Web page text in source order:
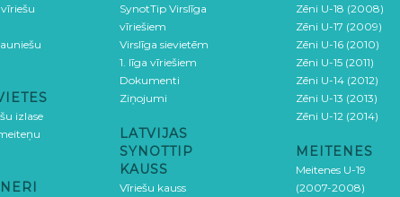
izlase
SynotTip Virslīga
vīriešiem
Virslīga sievietēm
1. līga vīriešiem
Dokumenti
Ziņojumi
LATVIJAS
SYNOTTIP
KAUSS
Vīriešu kauss
Zēni U-18 (2008)
Zēni U-17 (2009)
Zēni U-16 (2010)
Zēni U-15 (2011)
Zēni U-14 (2012)
Zēni U-13 (2013)
Zēni U-12 (2014)
MEITENES
Meitenes U-19
(2007-2008)